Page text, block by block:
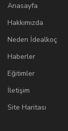
Anasayfa
Hakkımızda
Neden İdealkoç
Haberler
Eğitimler
İletişim
Site Haritası